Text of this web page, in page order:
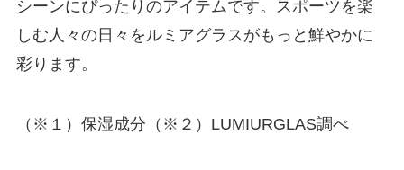
シーンにぴったりのアイテムです。スポーツを楽
しむ人々の日々をルミアグラスがもっと鮮やかに
彩ります。
（※１）保湿成分（※２）LUMIURGLAS調べ